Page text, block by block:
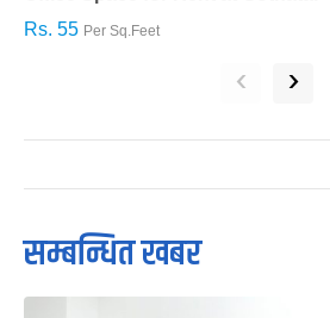
Rs. 55 Per Sq.Feet
‹ ›
सम्बन्धित खबर